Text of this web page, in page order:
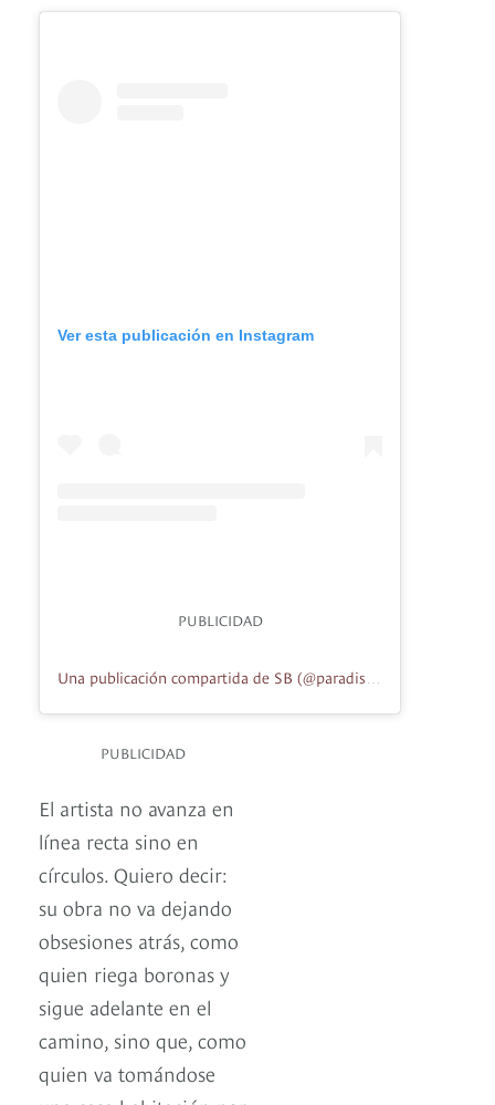
Ver esta publicación en Instagram
PUBLICIDAD
PUBLICIDAD
El artista no avanza en
línea recta sino en
círculos. Quiero decir:
su obra no va dejando
obsesiones atrás, como
quien riega boronas y
sigue adelante en el
camino, sino que, como
quien va tomándose